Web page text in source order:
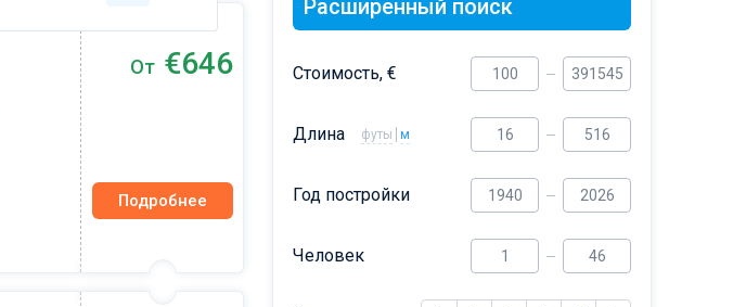
От €646
Подробнее
Расширенный поиск
Стоимость, €
Длина футы м
Год постройки
Человек